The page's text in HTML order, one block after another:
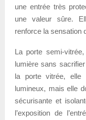
une entrée très
une valeur sûre.
renforce la sensation
La porte semi-
lumière sans
la porte vitrée, elle
lumineux, mais elle
sécurisante et
l’exposition de